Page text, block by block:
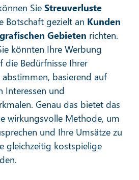
SieStreuverluste
Botschaft gezielt an Kunden
Gebieten richten.
könnten Ihre Werbung
die Bedürfnisse Ihrer
basierend auf
Interessen und
Genau das bietet das
wirkungsvolle Methode, um
und Ihre Umsätze zu
gleichzeitig kostspielige